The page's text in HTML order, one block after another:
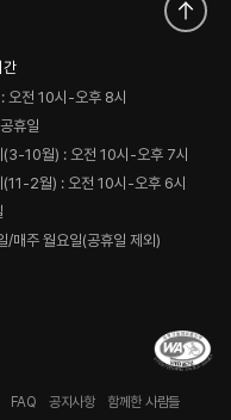
간
오전 10시-오후 8시
휴일
(3-10월) : 오전 10시-오후 7시
(11-2월) : 오전 10시-오후 6시
/매주 월요일(공휴일 제외)
FAQ 공지사항 함께한 사람들